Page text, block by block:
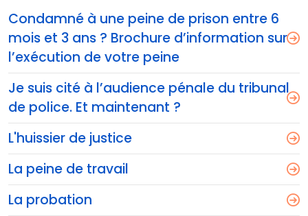
Condamné à une peine de prison entre 6
mois et 3 ans ? Brochure d’information sur
l’exécution de votre peine
Je suis cité à l’audience pénale du tribunal
de police. Et maintenant ?
L'huissier de justice
La peine de travail
La probation